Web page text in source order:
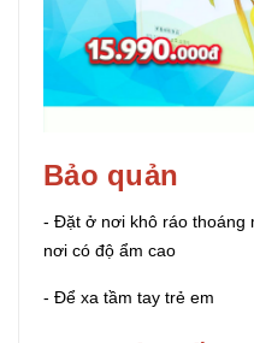
Bảo quản
- Đặt ở nơi khô ráo thoáng
nơi có độ ẩm cao
- Để xa tầm tay trẻ em